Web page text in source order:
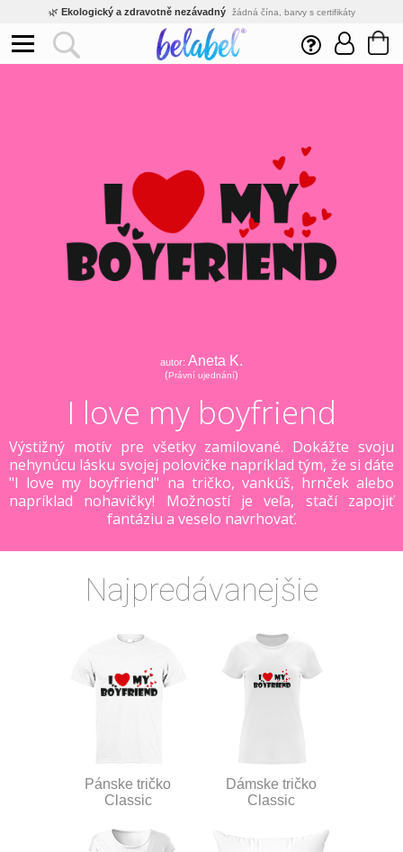
🌿 Ekologický a zdravotně nezávadný žádná čína, barvy s certifikáty
Inovativní výroba vlastní vývoj, nejnovější technologie
Rychlé dodání expedujeme do 24h
autor: Aneta K.
(Právní ujednání)
I love my boyfriend
Výstižný motív pre všetky zamilované. Dokážte svoju
nehynúcu lásku svojej polovičke napríklad tým, že si dáte
"I love my boyfriend" na tričko, vankúš, hrnček alebo
napríklad nohavičky! Možností je veľa, stačí zapojiť
fantáziu a veselo navrhovať.
Najpredávanejšie
Pánske tričko
Classic
Dámske tričko
Classic